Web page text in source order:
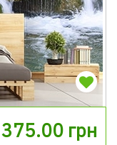
375.00 грн